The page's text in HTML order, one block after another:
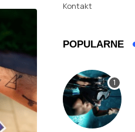
Kontakt
POPULARNE